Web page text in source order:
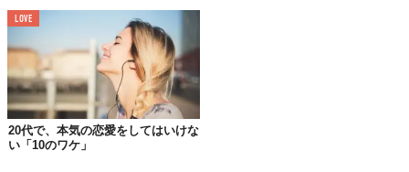
また、同研究により、セルフエンパシー（自己共感）が個人の幸
福感だけでなく、恋愛関係のダイナミクスにも影響を与えること
が判明。これには、衝突の解決や嫉妬の処理、関係全体の満足度
などが含まれており、恋人と順風満帆に関係を続けやすくなるの
だそう。
今回初めて行われた、セルフコンパッションと恋愛関係の間にあ
る相互作用に関する徹底的な研究。彼らは、恋愛関係における自
LOVE
20代で、本気の恋愛をしてはいけな
い「10のワケ」